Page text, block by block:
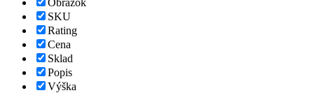
SKU
Rating
Cena
Sklad
Popis
Výška